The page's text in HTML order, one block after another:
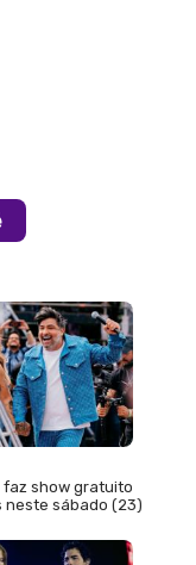
faz show gratuito
neste sábado (23)